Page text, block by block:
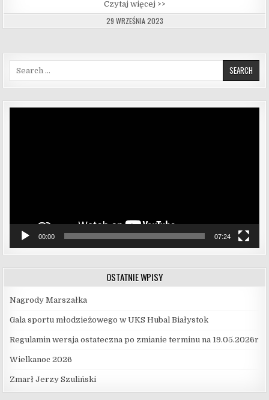
Czytaj więcej >>
29 WRZEŚNIA 2023
Search for:
00:00 07:24
OSTATNIE WPISY
Nagrody Marszałka
Gala sportu młodzieżowego w UKS Hubal Białystok
Regulamin wersja ostateczna po zmianie terminu na 19.05.2026r
Wielkanoc 2026
Zmarł Jerzy Szuliński